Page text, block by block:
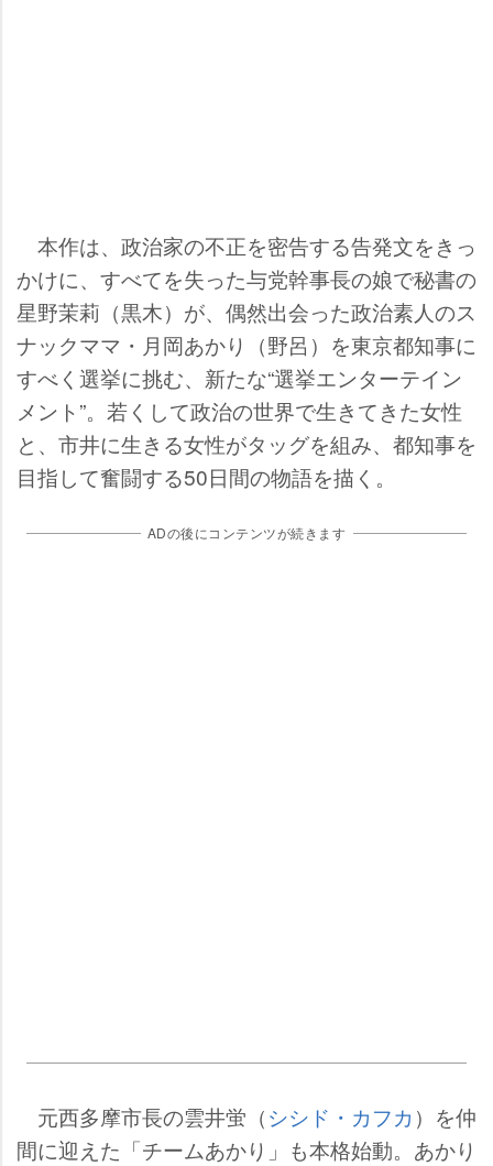
本作は、政治家の不正を密告する告発文をきっ
かけに、すべてを失った与党幹事長の娘で秘書の
星野茉莉（黒木）が、偶然出会った政治素人のス
ナックママ・月岡あかり（野呂）を東京都知事に
すべく選挙に挑む、新たな“選挙エンターテイン
メント”。若くして政治の世界で生きてきた女性
と、市井に生きる女性がタッグを組み、都知事を
目指して奮闘する50日間の物語を描く。
ADの後にコンテンツが続きます
元西多摩市長の雲井蛍（シシド・カフカ ）を仲
間に迎えた「チームあかり」も本格始動。あかり